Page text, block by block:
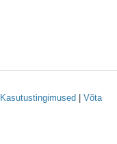
Kasutustingimused
Võta